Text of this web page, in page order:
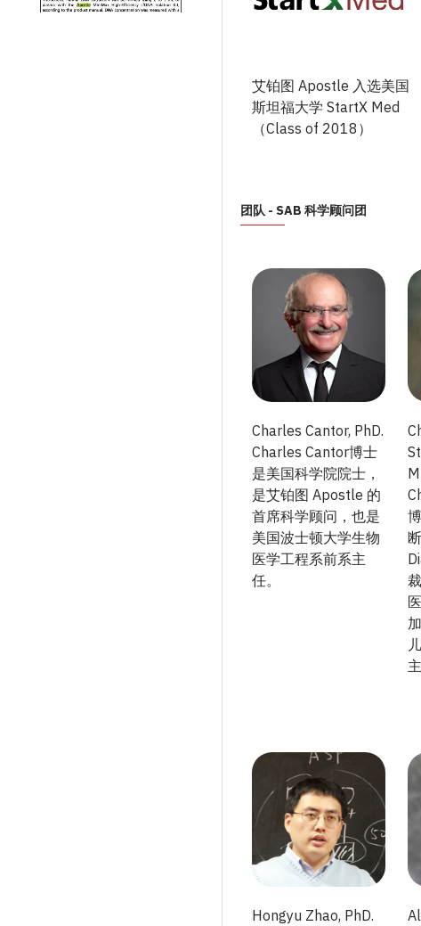
艾铂图 Apostle 入选美国
斯坦福大学 StartX Med
（Class of 2018）
团队 - SAB 科学顾问团
Charles Cantor, PhD.
Charles Cantor博士
是美国科学院院士，
是艾铂图 Apostle 的
首席科学顾问，也是
美国波士顿大学生物
医学工程系前系主
任。
Hongyu Zhao, PhD.